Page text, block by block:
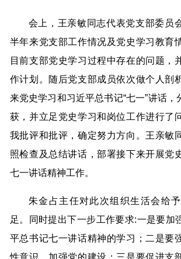
会上，王亲敏同志代表党支部委员
半年来党支部工作情况及党史学习教育
目前支部党史学习过程中存在的问题，
作计划。随后党支部成员依次做个人剖
来党史学习和习近平总书记“七一”讲话，
获，并立足党史学习和岗位工作进行了
我批评和批评，确定努力方向。王亲敏
照检查及总结讲话，部署接下来开展党
七一讲话精神工作。
朱金占主任对此次组织生活会给
足。同时提出下一步工作要求:一是要加
平总书记七一讲话精神的学习；二是要
性意识，加强党的建设；三是要促进支